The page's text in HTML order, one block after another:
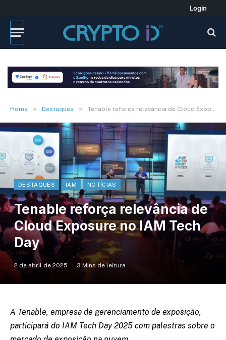
Login
Home » Destaques » Tenable reforça relevância de Cloud Exposure no IAM Tech Day
DESTAQUES IAM NOTÍCIAS
Tenable reforça relevância de
Cloud Exposure no IAM Tech
Day
2 de abril de 2025 3 Mins de leitura
A Tenable, empresa de gerenciamento de exposição,
participará do IAM Tech Day 2025 com palestras sobre o